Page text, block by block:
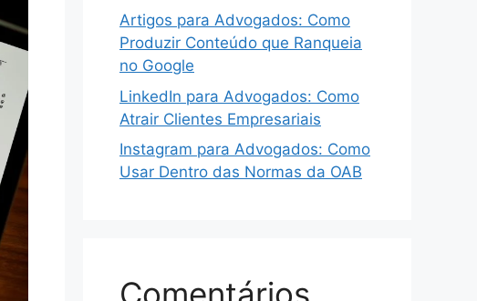
Artigos para Advogados: Como
Produzir Conteúdo que Ranqueia
no Google
LinkedIn para Advogados: Como
Atrair Clientes Empresariais
Instagram para Advogados: Como
Usar Dentro das Normas da OAB